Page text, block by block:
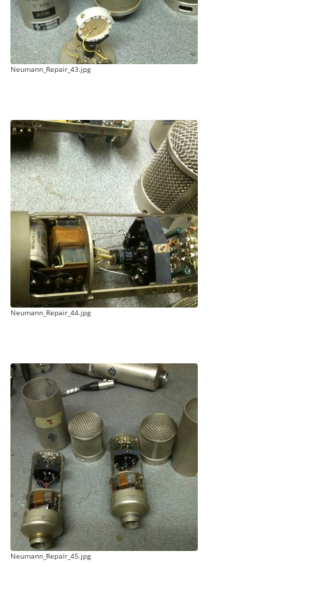
Neumann_Repair_43.jpg
Neumann_Repair_44.jpg
Neumann_Repair_45.jpg